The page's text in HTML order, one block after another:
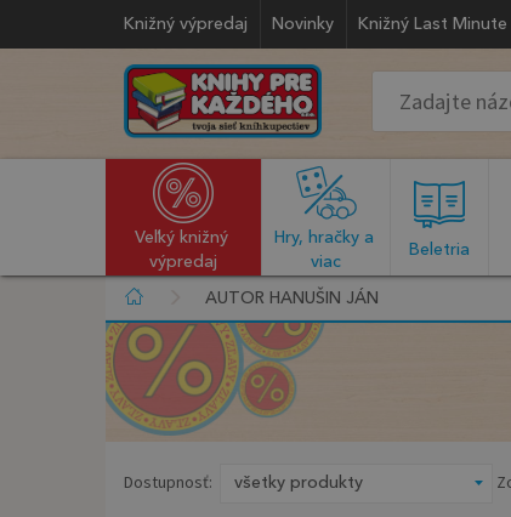
Knižný výpredaj Novinky Knižný Last Minute
Veľký knižný
výpredaj
Hry, hračky a
viac
Beletria
AUTOR HANUŠIN JÁN
Dostupnosť: